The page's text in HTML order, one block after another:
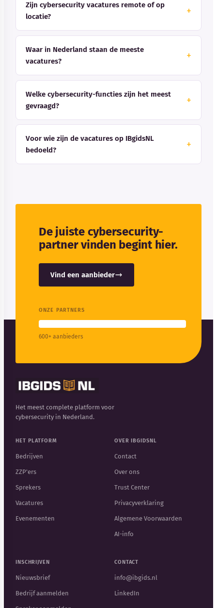
Zijn cybersecurity vacatures remote of op
locatie?
Waar in Nederland staan de meeste
vacatures?
Welke cybersecurity-functies zijn het meest
gevraagd?
Voor wie zijn de vacatures op IBgidsNL
bedoeld?
De juiste cybersecurity-
partner vinden begint hier.
Vind een aanbieder
ONZE PARTNERS
600+ aanbieders
Het meest complete platform voor
cybersecurity in Nederland.
HET PLATFORM
Bedrijven
ZZP'ers
Sprekers
Vacatures
Evenementen
OVER IBGIDSNL
Contact
Over ons
Trust Center
Privacyverklaring
Algemene Voorwaarden
AI-info
INSCHRIJVEN
Nieuwsbrief
Bedrijf aanmelden
CONTACT
info@ibgids.nl
LinkedIn